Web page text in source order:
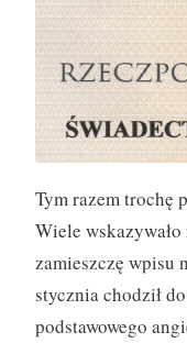
Tym razem trochę
Wiele
zamieszczę wpisu
stycznia chodził
podstawowego